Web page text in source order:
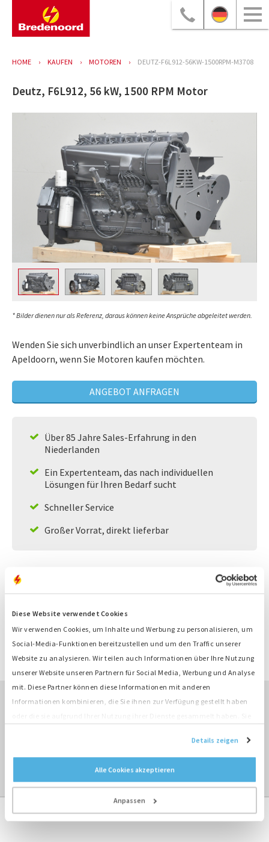
Diese Website verwendet Cookies
Wir verwenden Cookies, um Inhalte und Werbung zu personalisieren, um
Social-Media-Funktionen bereitzustellen und um den Traffic unserer
Website zu analysieren. Wir teilen auch Informationen über Ihre Nutzung
unserer Website unseren Partnern für Social Media, Werbung und Analyse
mit. Diese Partner können diese Informationen mit anderen
Informationen kombinieren, die Sie ihnen zur Verfügung gestellt haben
Details zeigen
Alle Cookies akzeptieren
Anpassen
HOME KAUFEN MOTOREN DEUTZ-F6L912-56KW-1500RPM-M3708
Deutz, F6L912, 56 kW, 1500 RPM Motor
* Bilder dienen nur als Referenz, daraus können keine Ansprüche abgeleitet werden.
Wenden Sie sich unverbindlich an unser Expertenteam in
Apeldoorn, wenn Sie Motoren kaufen möchten.
ANGEBOT ANFRAGEN
Über 85 Jahre Sales-Erfahrung in den
Niederlanden
Ein Expertenteam, das nach individuellen
Lösungen für Ihren Bedarf sucht
Schneller Service
Großer Vorrat, direkt lieferbar
Produktinformation
Motor
Typ
F6L912
Leistung
56 kW
Drehzahl
1500 rpm
ÜBERBLICK KAUFEN ›
ÜBERBLICK MOTOREN ›